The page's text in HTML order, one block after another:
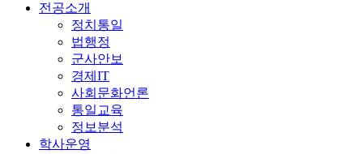
전공소개
정치통일
법행정
군사안보
경제IT
사회문화언론
통일교육
정보분석
학사운영